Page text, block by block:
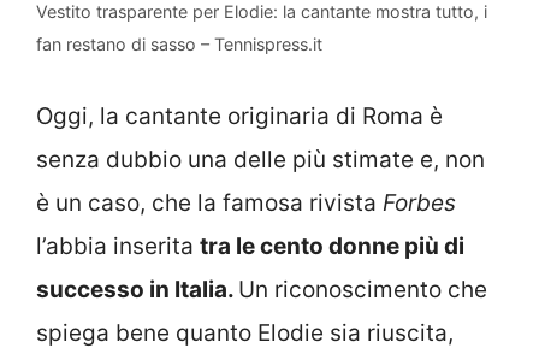
Vestito trasparente per Elodie: la cantante mostra tutto, i
fan restano di sasso – Tennispress.it
Oggi, la cantante originaria di Roma è
senza dubbio una delle più stimate e, non
è un caso, che la famosa rivista Forbes
l’abbia inserita tra le cento donne più di
successo in Italia. Un riconoscimento che
spiega bene quanto Elodie sia riuscita,